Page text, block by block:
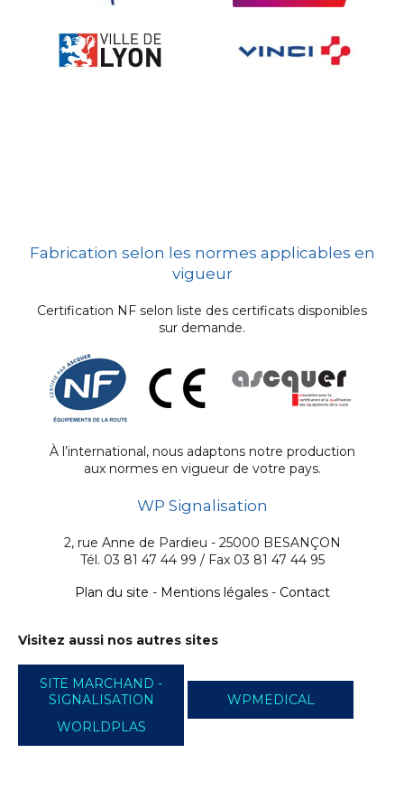
Fabrication selon les normes applicables en
vigueur
Certification NF selon liste des certificats disponibles
sur demande.
À l’international, nous adaptons notre production
aux normes en vigueur de votre pays.
WP Signalisation
2, rue Anne de Pardieu - 25000 BESANÇON
Tél. 03 81 47 44 99 / Fax 03 81 47 44 95
Plan du site - Mentions légales- Contact
Visitez aussi nos autres sites
SITE MARCHAND -
SIGNALISATION
WPMEDICAL
WORLDPLAS